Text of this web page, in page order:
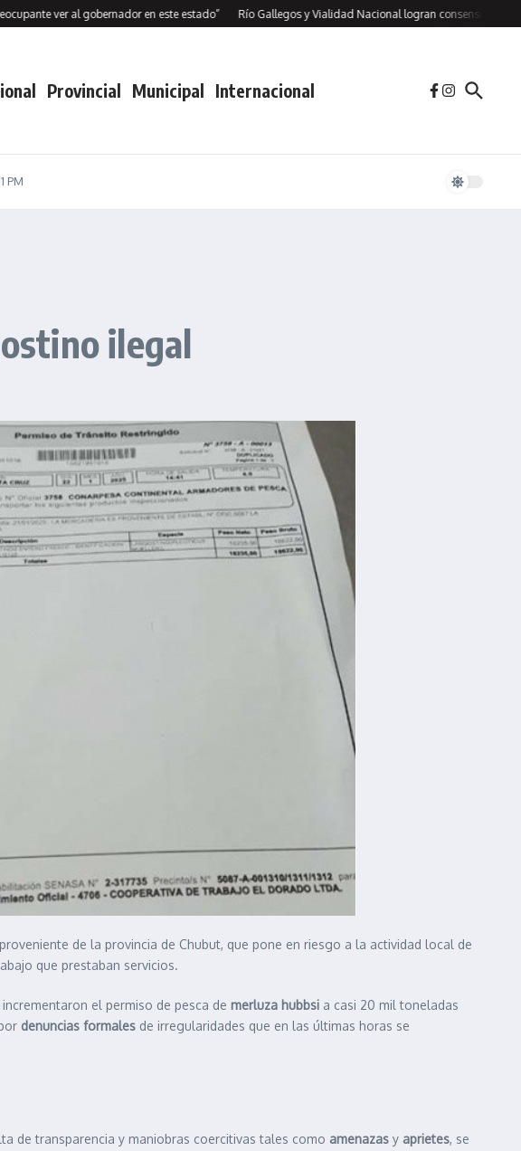
ver al gobernador en este estado” Río Gallegos y Vialidad Nacional logran consenso para
Provincial Municipal Internacional
PM
ilegal
de la provincia de Chubut, que pone en riesgo a la actividad local de
que prestaban servicios.
incrementaron el permiso de pesca de merluza hubbsi a casi 20 mil toneladas
denuncias formales de irregularidades que en las últimas horas se
de transparencia y maniobras coercitivas tales como amenazas y aprietes, se